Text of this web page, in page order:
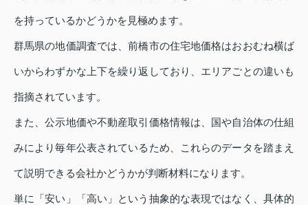
を持っているかどうかを見極めます。
群馬県の地価調査では、前橋市の住宅地価格はおおむね横ば
いからわずかな上下を繰り返しており、エリアごとの違いも
指摘されています。
また、公示地価や不動産取引価格情報は、国や自治体の仕組
みにより毎年公表されているため、これらのデータを踏まえ
て説明できる会社かどうかが判断材料になります。
単に「安い」「高い」という抽象的な表現ではなく、具体的